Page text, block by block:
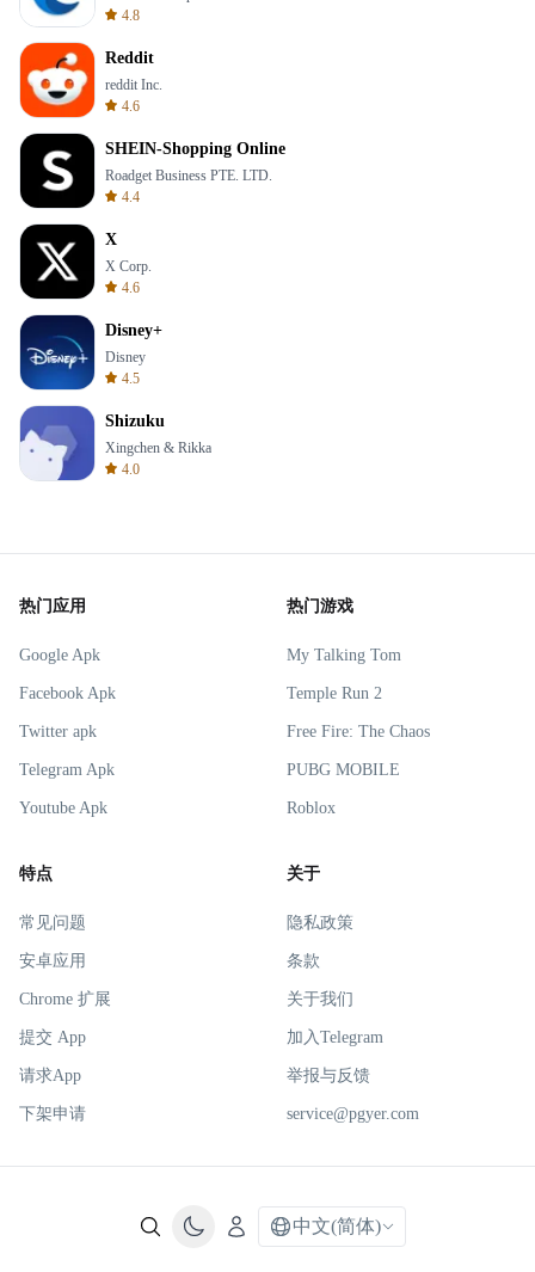
4.8
Reddit
reddit Inc.
4.6
SHEIN-Shopping Online
Roadget Business PTE. LTD.
4.4
X
X Corp.
4.6
Disney+
Disney
4.5
Shizuku
Xingchen & Rikka
4.0
热门应用
Google Apk
Facebook Apk
Twitter apk
Telegram Apk
Youtube Apk
热门游戏
My Talking Tom
Temple Run 2
Free Fire: The Chaos
PUBG MOBILE
Roblox
特点
常见问题
安卓应用
Chrome 扩展
提交 App
请求App
下架申请
关于
隐私政策
条款
关于我们
加入Telegram
举报与反馈
service@pgyer.com
中文(简体)